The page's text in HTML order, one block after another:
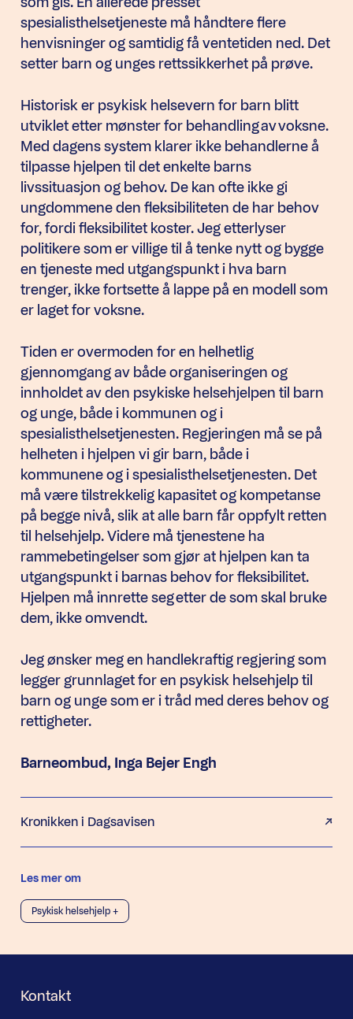
spesialisthelsetjeneste må håndtere flere
henvisninger og samtidig få ventetiden ned. Det
setter barn og unges rettssikkerhet på prøve.
Historisk er psykisk helsevern for barn blitt
utviklet etter mønster for behandling av voksne.
Med dagens system klarer ikke behandlerne å
tilpasse hjelpen til det enkelte barns
livssituasjon og behov. De kan ofte ikke gi
ungdommene den fleksibiliteten de har behov
for, fordi fleksibilitet koster. Jeg etterlyser
politikere som er villige til å tenke nytt og bygge
en tjeneste med utgangspunkt i hva barn
trenger, ikke fortsette å lappe på en modell som
er laget for voksne.
Tiden er overmoden for en helhetlig
gjennomgang av både organiseringen og
innholdet av den psykiske helsehjelpen til barn
og unge, både i kommunen og i
spesialisthelsetjenesten. Regjeringen må se på
helheten i hjelpen vi gir barn, både i
kommunene og i spesialisthelsetjenesten. Det
må være tilstrekkelig kapasitet og kompetanse
på begge nivå, slik at alle barn får oppfylt retten
til helsehjelp. Videre må tjenestene ha
rammebetingelser som gjør at hjelpen kan ta
utgangspunkt i barnas behov for fleksibilitet.
Hjelpen må innrette seg etter de som skal bruke
dem, ikke omvendt.
Jeg ønsker meg en handlekraftig regjering som
legger grunnlaget for en psykisk helsehjelp til
barn og unge som er i tråd med deres behov og
rettigheter.
Barneombud, Inga Bejer Engh
Kronikken i Dagsavisen
Les mer om
Psykisk helsehjelp +
Kontakt